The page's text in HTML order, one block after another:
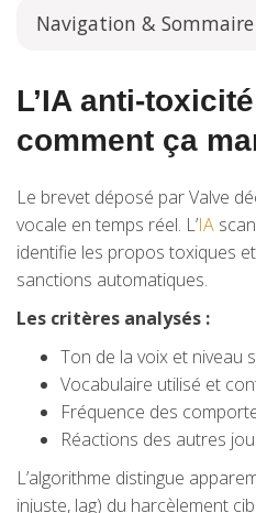
Navigation & Sommaire
L’IA anti-
comment ça
Le brevet déposé par Valve
vocale en temps réel. L’IA
identifie les propos toxiques
sanctions automatiques.
Les critères analysés :
Ton de la voix et niveau
Vocabulaire utilisé et
Fréquence des
Réactions des autres
L’algorithme distingue
injuste, lag) du harcèlement